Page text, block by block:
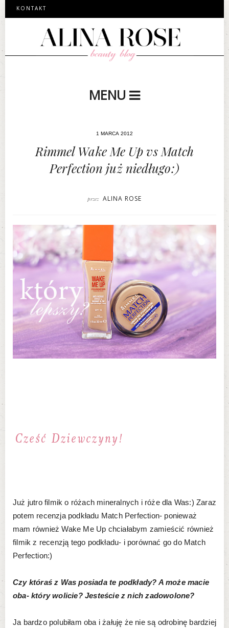
KONTAKT
MENU
1 MARCA 2012
Rimmel Wake Me Up vs Match
Perfection już niedługo:)
przez ALINA ROSE
Już jutro filmik o różach mineralnych i róże dla Was:) Zaraz
potem recenzja podkładu Match Perfection- ponieważ
mam również Wake Me Up chciałabym zamieścić również
filmik z recenzją tego podkładu- i porównać go do Match
Perfection:)
Czy któraś z Was posiada te podkłady? A może macie
oba- który wolicie? Jesteście z nich zadowolone?
Ja bardzo polubiłam oba i żałuję że nie są odrobinę bardziej